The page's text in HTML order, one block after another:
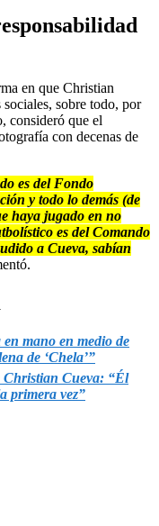
en que Christian
sobre todo, por
consideró que el
con decenas de
es del Fondo
y todo lo demás (de
haya jugado en no
es del Comando
a Cueva, sabían
mano en medio de
de ‘Chela’”
Christian Cueva: “Él
primera vez”